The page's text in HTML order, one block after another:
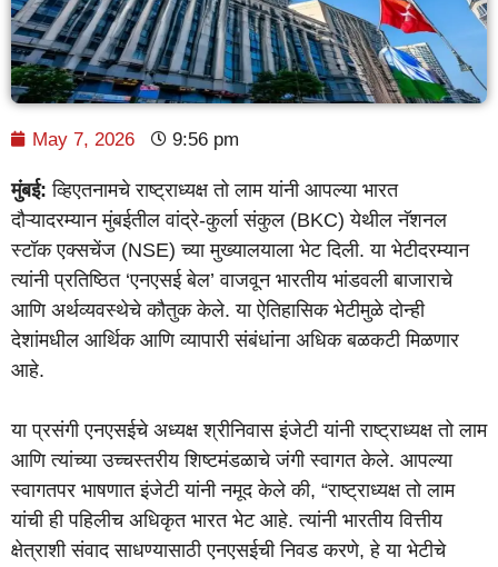
May 7, 2026 9:56 pm
मुंबई: व्हिएतनामचे राष्ट्राध्यक्ष तो लाम यांनी आपल्या भारत
दौऱ्यादरम्यान मुंबईतील वांद्रे-कुर्ला संकुल (BKC) येथील नॅशनल
स्टॉक एक्सचेंज (NSE) च्या मुख्यालयाला भेट दिली. या भेटीदरम्यान
त्यांनी प्रतिष्ठित ‘एनएसई बेल’ वाजवून भारतीय भांडवली बाजाराचे
आणि अर्थव्यवस्थेचे कौतुक केले. या ऐतिहासिक भेटीमुळे दोन्ही
देशांमधील आर्थिक आणि व्यापारी संबंधांना अधिक बळकटी मिळणार
आहे.
या प्रसंगी एनएसईचे अध्यक्ष श्रीनिवास इंजेटी यांनी राष्ट्राध्यक्ष तो लाम
आणि त्यांच्या उच्चस्तरीय शिष्टमंडळाचे जंगी स्वागत केले. आपल्या
स्वागतपर भाषणात इंजेटी यांनी नमूद केले की, “राष्ट्राध्यक्ष तो लाम
यांची ही पहिलीच अधिकृत भारत भेट आहे. त्यांनी भारतीय वित्तीय
क्षेत्राशी संवाद साधण्यासाठी एनएसईची निवड करणे, हे या भेटीचे